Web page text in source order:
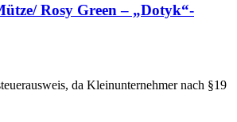
Rosy Green – „Dotyk“-
da Kleinunternehmer nach §19